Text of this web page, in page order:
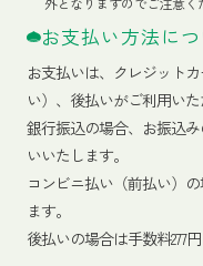
お支払い方法に
お支払いは、クレジット
い）、後払いがご利用いた
銀行振込の場合、お振込
いいたします。
コンビニ払い（前払い）
ます。
後払いの場合は手数料277